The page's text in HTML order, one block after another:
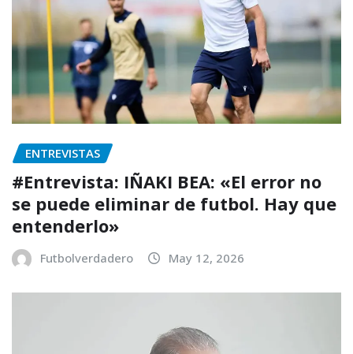
ENTREVISTAS
#Entrevista: IÑAKI BEA: «El error no
se puede eliminar de futbol. Hay que
entenderlo»
Futbolverdadero May 12, 2026